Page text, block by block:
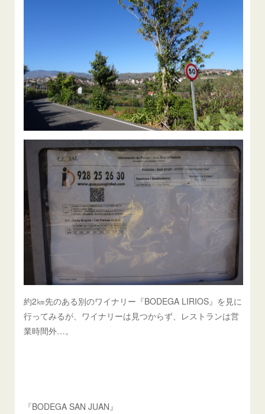
約2㎞先のある別のワイナリー『BODEGA LIRIOS』を見に
行ってみるが、ワイナリーは見つからず、レストランは営
業時間外…。
『BODEGA SAN JUAN』